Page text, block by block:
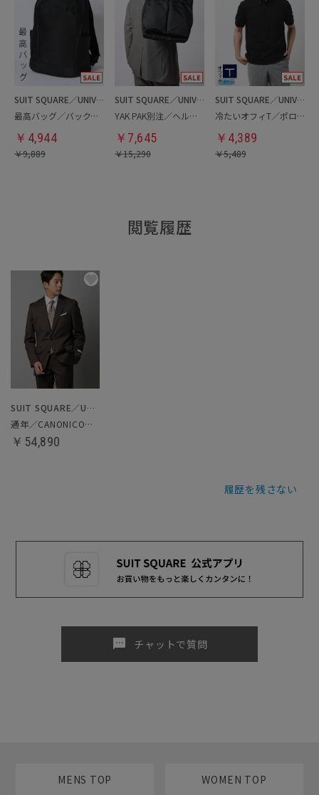
SUIT SQUARE／UNIVERSAL LANGUAGE
最高バッグ／バックパック
￥ 4,944
￥9,889
SUIT SQUARE／UNIVERSAL LANGUAGE
YAK PAK別注／ヘルメットバッグ
￥ 7,645
￥15,290
SUIT SQUARE／UNIVERSAL LANGUAGE
冷たいオフィT／ポロシャツ
￥ 4,389
￥5,489
閲覧履歴
SUIT SQUARE／UNIVERSAL LANGUAGE
通年／CANONICO／スーツ
￥54,890
履歴を残さない
sms チャットで質問
MENS TOP WOMEN TOP